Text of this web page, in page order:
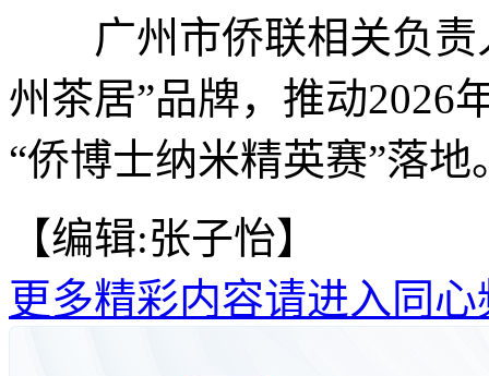
广州市侨联相关负责
州茶居”品牌，推动2026
“侨博士纳米精英赛”落地
【编辑:张子怡】
更多精彩内容请进入同心